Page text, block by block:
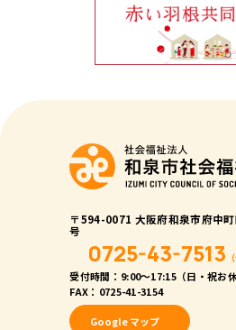
〒594-0071 大阪府和泉市府中
号
0725-43-7513
受付時間：9:00〜17:15（日・祝お休
FAX：0725-41-3154
Google マップ